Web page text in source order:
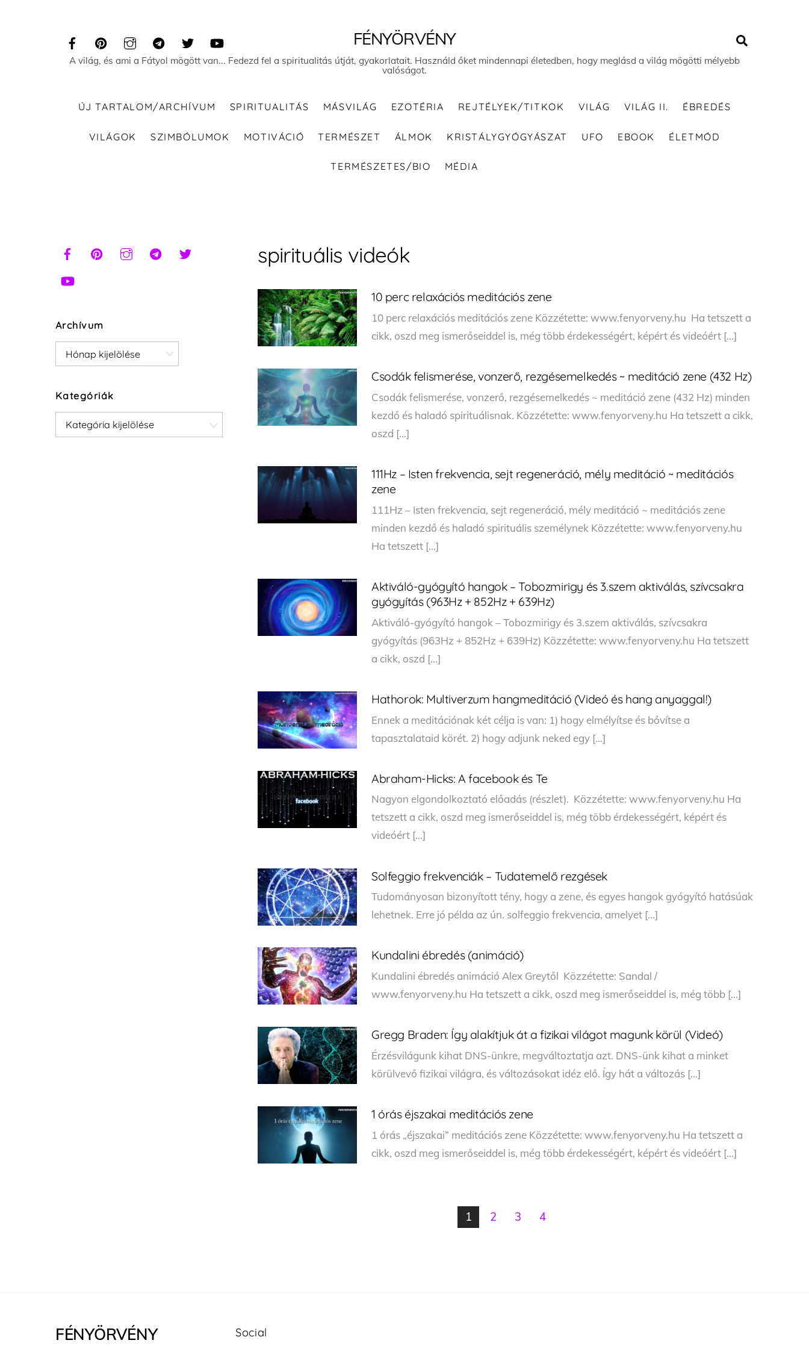
FÉNYÖRVÉNY
A világ, és ami a Fátyol mögött van... Fedezd fel a spiritualitás útját, gyakorlatait. Használd őket mindennapi életedben, hogy meglásd a világ mögötti mélyebb
valóságot.
ÚJ TARTALOM/ARCHÍVUM SPIRITUALITÁS MÁSVILÁG EZOTÉRIA REJTÉLYEK/TITKOK VILÁG VILÁG II. ÉBREDÉS
VILÁGOK SZIMBÓLUMOK MOTIVÁCIÓ TERMÉSZET ÁLMOK KRISTÁLYGYÓGYÁSZAT UFO EBOOK ÉLETMÓD
TERMÉSZETES/BIO MÉDIA
spirituális videók
10 perc relaxációs meditációs zene
10 perc relaxációs meditációs zene Közzétette: www.fenyorveny.hu Ha tetszett a
cikk, oszd meg ismerőseiddel is, még több érdekességért, képért és videóért […]
Csodák felismerése, vonzerő, rezgésemelkedés ~ meditáció zene (432 Hz)
Csodák felismerése, vonzerő, rezgésemelkedés ~ meditáció zene (432 Hz) minden
kezdő és haladó spirituálisnak. Közzétette: www.fenyorveny.hu Ha tetszett a cikk,
oszd […]
111Hz – Isten frekvencia, sejt regeneráció, mély meditáció ~ meditációs
zene
111Hz – Isten frekvencia, sejt regeneráció, mély meditáció ~ meditációs zene
minden kezdő és haladó spirituális személynek Közzétette: www.fenyorveny.hu
Ha tetszett […]
Aktiváló-gyógyító hangok – Tobozmirigy és 3.szem aktiválás, szívcsakra
gyógyítás (963Hz + 852Hz + 639Hz)
Aktiváló-gyógyító hangok – Tobozmirigy és 3.szem aktiválás, szívcsakra
gyógyítás (963Hz + 852Hz + 639Hz) Közzétette: www.fenyorveny.hu Ha tetszett
a cikk, oszd […]
Hathorok: Multiverzum hangmeditáció (Videó és hang anyaggal!)
Ennek a meditációnak két célja is van: 1) hogy elmélyítse és bővítse a
tapasztalataid körét. 2) hogy adjunk neked egy […]
Abraham-Hicks: A facebook és Te
Nagyon elgondolkoztató előadás (részlet). Közzétette: www.fenyorveny.hu Ha
tetszett a cikk, oszd meg ismerőseiddel is, még több érdekességért, képért és
videóért […]
Solfeggio frekvenciák – Tudatemelő rezgések
Tudományosan bizonyított tény, hogy a zene, és egyes hangok gyógyító hatásúak
lehetnek. Erre jó példa az ún. solfeggio frekvencia, amelyet […]
Kundalini ébredés (animáció)
Kundalini ébredés animáció Alex Greytől Közzétette: Sandal /
www.fenyorveny.hu Ha tetszett a cikk, oszd meg ismerőseiddel is, még több […]
Gregg Braden: Így alakítjuk át a fizikai világot magunk körül (Videó)
Érzésvilágunk kihat DNS-ünkre, megváltoztatja azt. DNS-ünk kihat a minket
körülvevő fizikai világra, és változásokat idéz elő. Így hát a változás […]
1 órás éjszakai meditációs zene
1 órás „éjszakai” meditációs zene Közzétette: www.fenyorveny.hu Ha tetszett a
cikk, oszd meg ismerőseiddel is, még több érdekességért, képért és videóért […]
1 2 3 4
Archívum
Archívum
Kategóriák
Kategóriák
FÉNYÖRVÉNY Social